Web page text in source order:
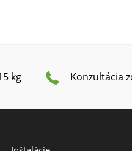
kg Konzultácia